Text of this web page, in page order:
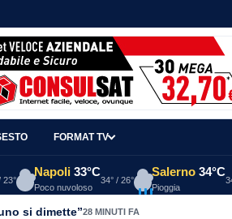
FORMAT TV
23°
Napoli 33°C
Poco nuvoloso
34° / 26°
Salerno 34°C
Pioggia
si dimette”28 MINUTI FA